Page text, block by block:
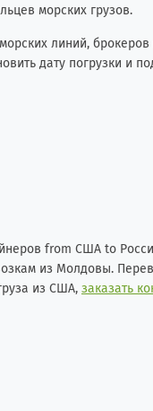
морских грузов.
линий,
дату погрузки и
from США to
из Молдовы.
из США, заказать